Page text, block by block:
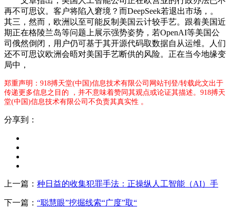
再不可思议。客户将陷入窘境？而DeepSeek若退出市场，。
其三，然而，欧洲以至可能反制美国云计较手艺。跟着美国近
期正在格陵兰岛等问题上展示强势姿势，若OpenAI等美国公
司俄然倒闭，用户仍可基于其开源代码取数据自从运维。人们
还不可思议欧洲会晤对美国手艺断供的风险。正在当今地缘变
局中，
郑重声明：918搏天堂(中国)信息技术有限公司网站刊登/转载此文出于
传递更多信息之目的 ，并不意味着赞同其观点或论证其描述。918搏天
堂(中国)信息技术有限公司不负责其真实性 。
分享到：
上一篇： 种日益的收集犯罪手法：正操纵人工智能（AI）手
下一篇： “聪慧眼”挖掘线索“广度”取“